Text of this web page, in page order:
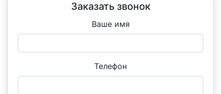
Заказать звонок
Ваше имя
Телефон